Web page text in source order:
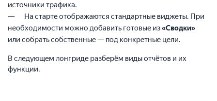
источники трафика.
На старте отображаются стандартные виджеты. При
необходимости можно добавить готовые из«Сводки»
или собрать собственные — под конкретные цели.
В следующем лонгриде разберём виды отчётов и их
функции.